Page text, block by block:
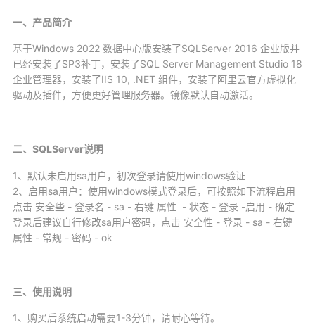
一、产品简介
基于Windows 2022 数据中心版安装了SQLServer 2016 企业版并
已经安装了SP3补丁，安装了SQL Server Management Studio 18
企业管理器，安装了IIS 10, .NET 组件，安装了阿里云官方虚拟化
驱动及插件，方便更好管理服务器。镜像默认自动激活。
二、SQLServer说明
1、默认未启用sa用户，初次登录请使用windows验证
2、启用sa用户：使用windows模式登录后，可按照如下流程启用
点击 安全些 - 登录名 - sa - 右键 属性 - 状态 - 登录 -启用 - 确定
登录后建议自行修改sa用户密码，点击 安全性 - 登录 - sa - 右键
属性 - 常规 - 密码 - ok
三、使用说明
1、购买后系统启动需要1-3分钟，请耐心等待。